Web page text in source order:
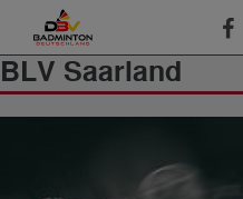
BLV Saarland